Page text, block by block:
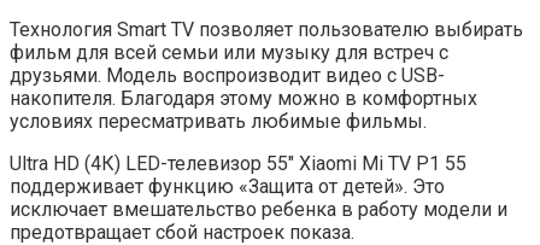
Технология Smart TV позволяет пользователю выбирать
фильм для всей семьи или музыку для встреч с
друзьями. Модель воспроизводит видео с USB-
накопителя. Благодаря этому можно в комфортных
условиях пересматривать любимые фильмы.
Ultra HD (4К) LED-телевизор 55″ Xiaomi Mi TV P1 55
поддерживает функцию «Защита от детей». Это
исключает вмешательство ребенка в работу модели и
предотвращает сбой настроек показа.